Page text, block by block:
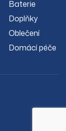
Baterie
Doplňky
Oblečení
Domácí péče